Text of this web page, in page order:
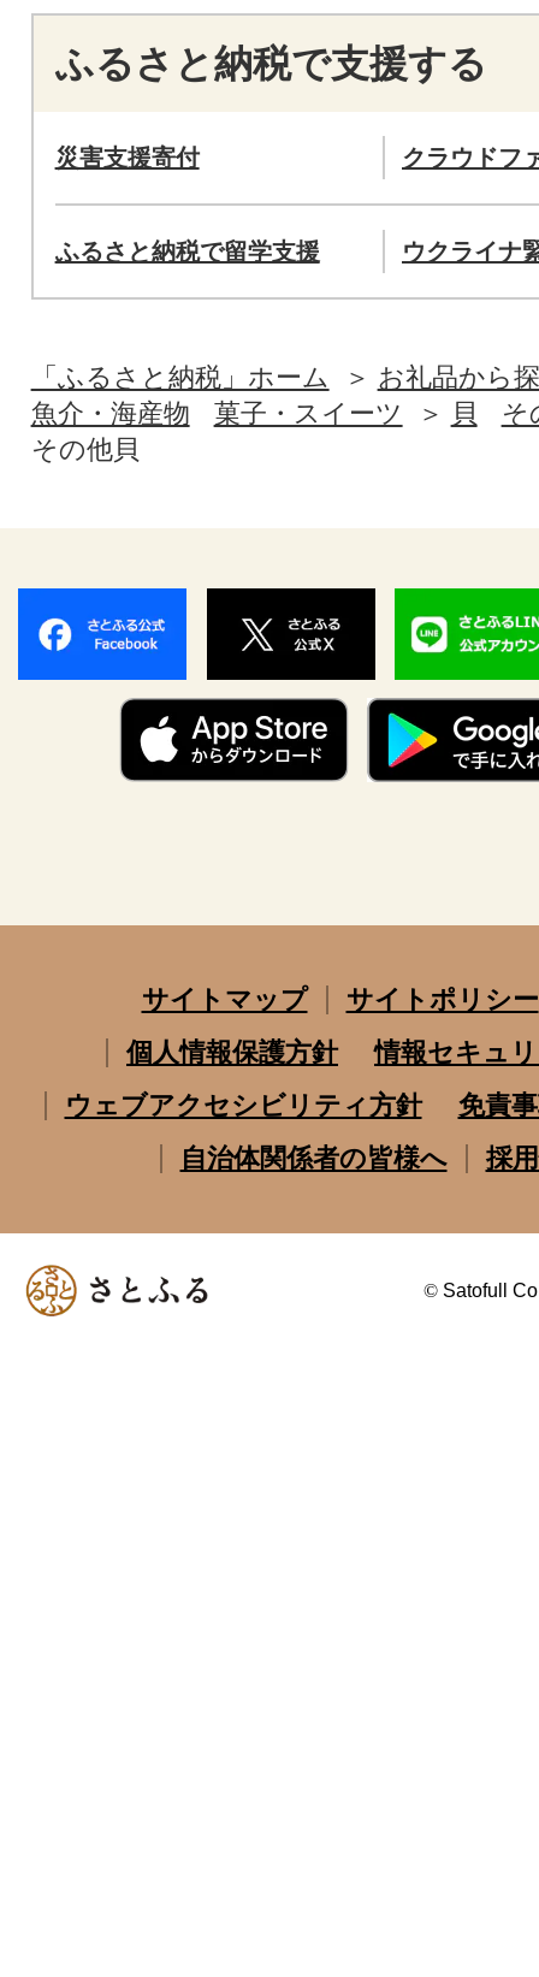
ふるさと納税で支援する
災害支援寄付 クラウドフ
ふるさと納税で留学支援 ウクライナ
「ふるさと納税」ホーム
お礼品から
魚介・海産物
菓子・スイーツ 貝
そ
その他貝
サイトマップ
サイトポリシー
個人情報保護方針
情報セキュ
ウェブアクセシビリティ方針
免責
自治体関係者の皆様へ
採
© Satofull